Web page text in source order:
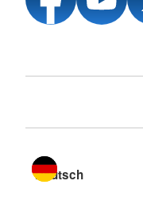
Sprache wechseln zu